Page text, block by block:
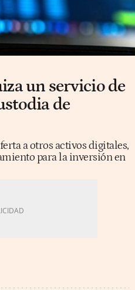
un servicio de
de
a otros activos digitales,
para la inversión en